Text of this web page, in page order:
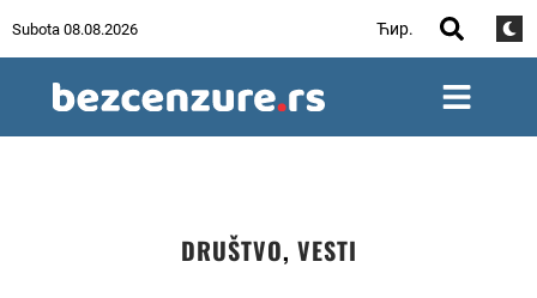
Subota 08.08.2026 Ћир.
DRUŠTVO, VESTI